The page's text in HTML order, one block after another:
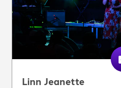
Linn Jeanette